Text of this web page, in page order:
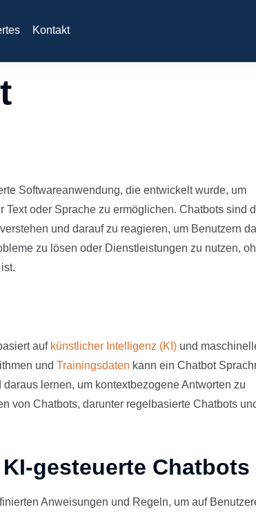
Kontakt
Softwareanwendung, die entwickelt wurde, um
Text oder Sprache zu ermöglichen. Chatbots sind
und darauf zu reagieren, um Benutzern
zu lösen oder Dienstleistungen zu nutzen,
auf künstlicher Intelligenz (KI) und
undTrainingsdaten kann ein Chatbot
lernen, um kontextbezogene Antworten zu
von Chatbots, darunter regelbasierte Chatbots
gesteuerte Chatbots
Anweisungen und Regeln, um auf